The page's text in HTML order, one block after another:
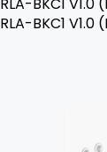
RLA-BKC1
RLA-BKC1